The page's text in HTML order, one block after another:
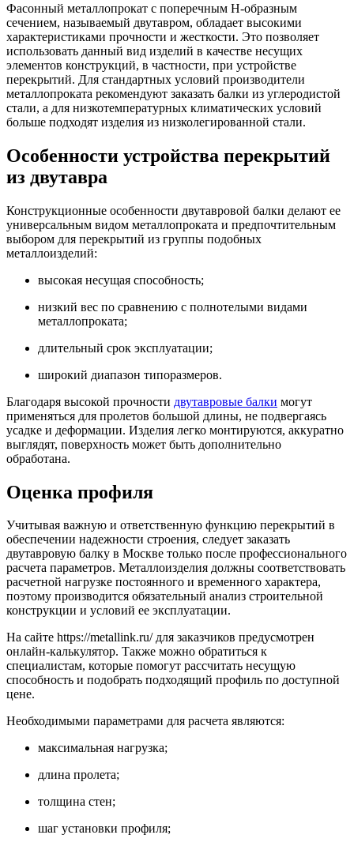
Фасонный металлопрокат с поперечным Н-образным
сечением, называемый двутавром, обладает высокими
характеристиками прочности и жесткости. Это позволяет
использовать данный вид изделий в качестве несущих
элементов конструкций, в частности, при устройстве
перекрытий. Для стандартных условий производители
металлопроката рекомендуют заказать балки из углеродистой
стали, а для низкотемпературных климатических условий
больше подходят изделия из низколегированной стали.
Особенности устройства перекрытий
из двутавра
Конструкционные особенности двутавровой балки делают ее
универсальным видом металлопроката и предпочтительным
выбором для перекрытий из группы подобных
металлоизделий:
высокая несущая способность;
низкий вес по сравнению с полнотелыми видами
металлопроката;
длительный срок эксплуатации;
широкий диапазон типоразмеров.
Благодаря высокой прочности двутавровые балки могут
применяться для пролетов большой длины, не подвергаясь
усадке и деформации. Изделия легко монтируются, аккуратно
выглядят, поверхность может быть дополнительно
обработана.
Оценка профиля
Учитывая важную и ответственную функцию перекрытий в
обеспечении надежности строения, следует заказать
двутавровую балку в Москве только после профессионального
расчета параметров. Металлоизделия должны соответствовать
расчетной нагрузке постоянного и временного характера,
поэтому производится обязательный анализ строительной
конструкции и условий ее эксплуатации.
На сайте https://metallink.ru/ для заказчиков предусмотрен
онлайн-калькулятор. Также можно обратиться к
специалистам, которые помогут рассчитать несущую
способность и подобрать подходящий профиль по доступной
цене.
Необходимыми параметрами для расчета являются:
максимальная нагрузка;
длина пролета;
толщина стен;
шаг установки профиля;